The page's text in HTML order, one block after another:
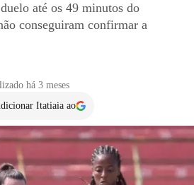
até os 49 minutos do
conseguiram confirmar a
há 3 meses
Itatiaia ao